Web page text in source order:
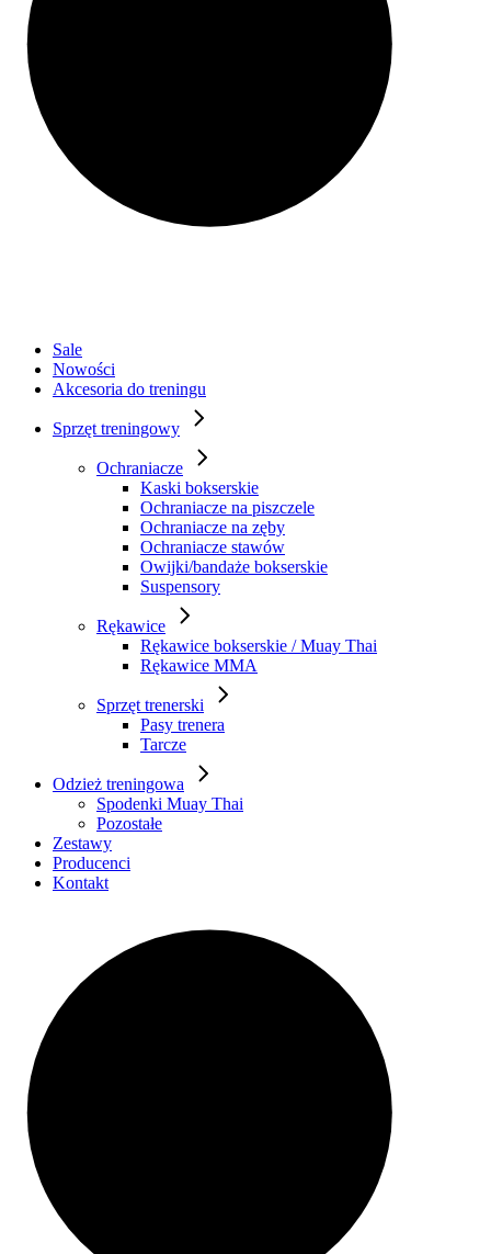
Sale
Nowości
Akcesoria do treningu
Sprzęt treningowy
Ochraniacze
Kaski bokserskie
Ochraniacze na piszczele
Ochraniacze na zęby
Ochraniacze stawów
Owijki/bandaże bokserskie
Suspensory
Rękawice
Rękawice bokserskie / Muay Thai
Rękawice MMA
Sprzęt trenerski
Pasy trenera
Tarcze
Odzież treningowa
Spodenki Muay Thai
Pozostałe
Zestawy
Producenci
Kontakt